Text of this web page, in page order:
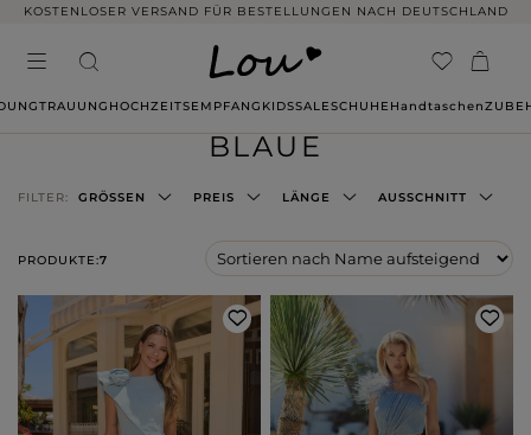
KOSTENLOSER VERSAND FÜR BESTELLUNGEN NACH DEUTSCHLAND
TRAUUNG HOCHZEITSEMPFANG KIDSSALESCHUHE Handtaschen
BLAUE
PRODUKTE:7
FILTER: GRÖSSEN PREIS LÄNGE AUSSCHNITT